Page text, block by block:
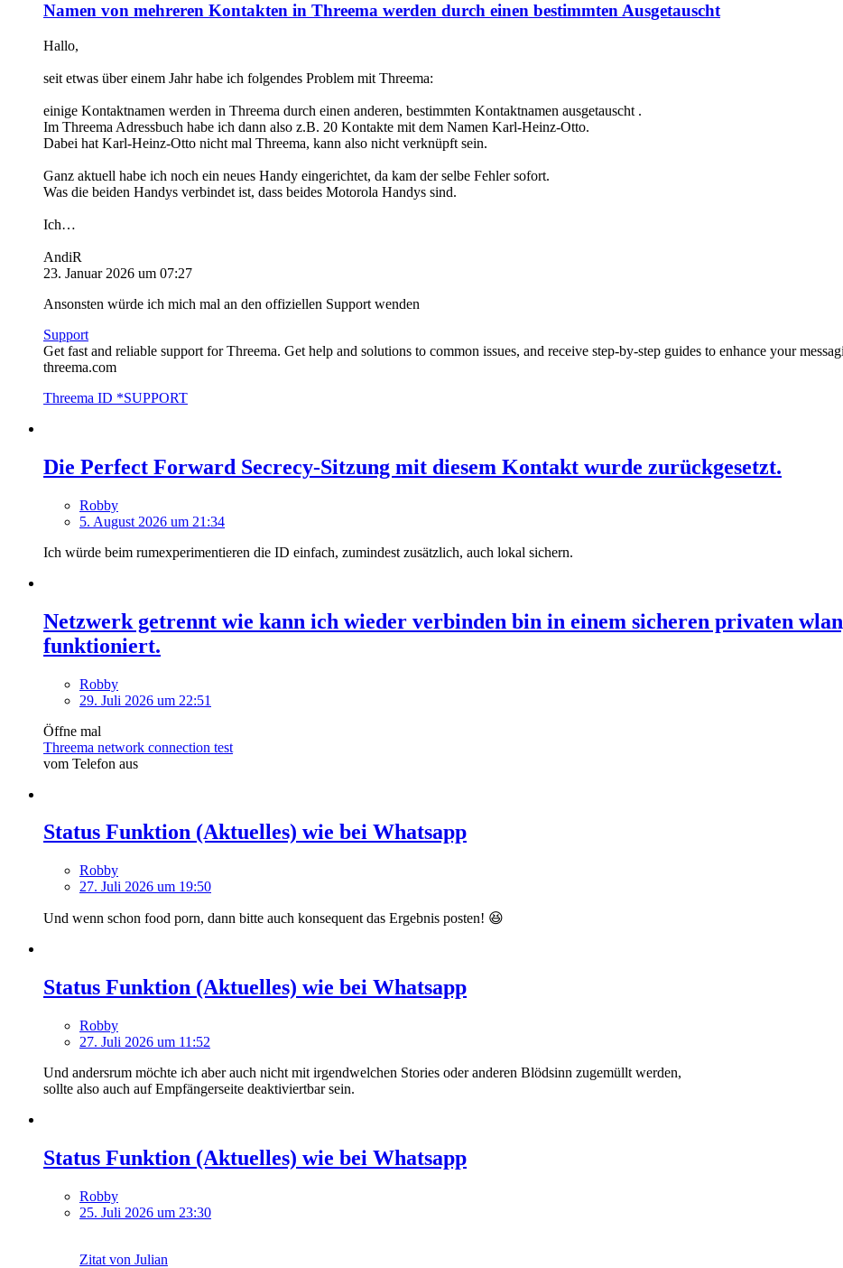
Namen von mehreren Kontakten in Threema werden durch einen bestimmten Ausgetauscht
Hallo,
seit etwas über einem Jahr habe ich folgendes Problem mit Threema:
einige Kontaktnamen werden in Threema durch einen anderen, bestimmten Kontaktnamen ausgetauscht .
Im Threema Adressbuch habe ich dann also z.B. 20 Kontakte mit dem Namen Karl-Heinz-Otto.
Dabei hat Karl-Heinz-Otto nicht mal Threema, kann also nicht verknüpft sein.
Ganz aktuell habe ich noch ein neues Handy eingerichtet, da kam der selbe Fehler sofort.
Was die beiden Handys verbindet ist, dass beides Motorola Handys sind.
Ich…
AndiR
23. Januar 2026 um 07:27
Ansonsten würde ich mich mal an den offiziellen Support wenden
Support
Get fast and reliable support for Threema. Get help and solutions to common issues, and receive step-by-step guides to enhance your
threema.com
Threema ID *SUPPORT
Die Perfect Forward Secrecy-Sitzung mit diesem Kontakt wurde zurückgesetzt.
Robby
5. August 2026 um 21:34
Ich würde beim rumexperimentieren die ID einfach, zumindest zusätzlich, auch lokal sichern.
Netzwerk getrennt wie kann ich wieder verbinden bin in einem sicheren privaten
funktioniert.
Robby
29. Juli 2026 um 22:51
Öffne mal
Threema network connection test
vom Telefon aus
Status Funktion (Aktuelles) wie bei Whatsapp
Robby
27. Juli 2026 um 19:50
Und wenn schon food porn, dann bitte auch konsequent das Ergebnis posten! 😆
Status Funktion (Aktuelles) wie bei Whatsapp
Robby
27. Juli 2026 um 11:52
Und andersrum möchte ich aber auch nicht mit irgendwelchen Stories oder anderen Blödsinn zugemüllt werden,
sollte also auch auf Empfängerseite deaktiviertbar sein.
Status Funktion (Aktuelles) wie bei Whatsapp
Robby
25. Juli 2026 um 23:30
Zitat von Julian